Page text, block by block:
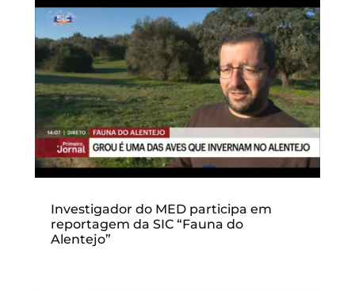
Investigador do MED participa em
reportagem da SIC “Fauna do
Alentejo”